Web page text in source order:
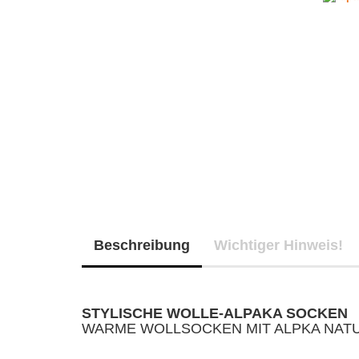
Beschreibung Wichtiger Hinweis!
STYLISCHE WOLLE-ALPAKA SOCKEN
WARME WOLLSOCKEN MIT ALPKA